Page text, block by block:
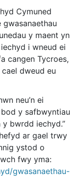
Cymuned
gwasanaethau
y maent yn
i wneud ei
cangen Tycroes,
dweud eu
neu’n ei
y safbwyntiau
y bwrdd iechyd.”
ar gael trwy
ystod o
fwy yma:
gwasanaethau-